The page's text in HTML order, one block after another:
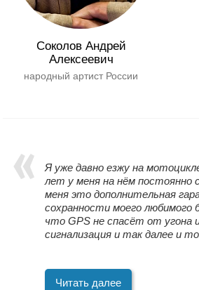
Соколов Андрей
Алексеевич
народный артист России
Я уже давно езжу на
лет у меня на нём
меня это дополнительная
сохранности моего
что GPS не спасёт от угона
сигнализация и так далее и
Читать далее